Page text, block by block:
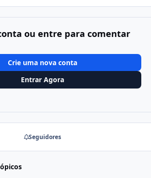
ou entre para comentar
Crie uma nova conta
Entrar Agora
Seguidores